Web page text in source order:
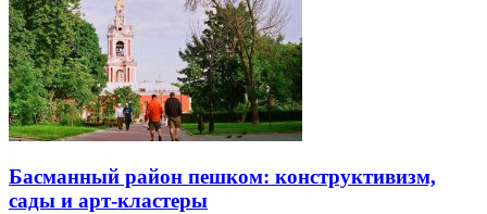
Басманный район пешком: конструктивизм,
сады и арт-кластеры